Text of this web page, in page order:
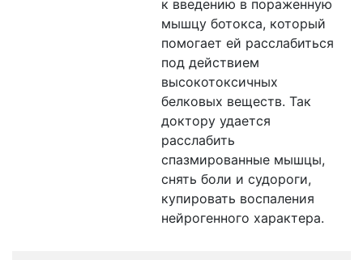
к введению в пораженную
мышцу ботокса, который
помогает ей расслабиться
под действием
высокотоксичных
белковых веществ. Так
доктору удается
расслабить
спазмированные мышцы,
снять боли и судороги,
купировать воспаления
нейрогенного характера.